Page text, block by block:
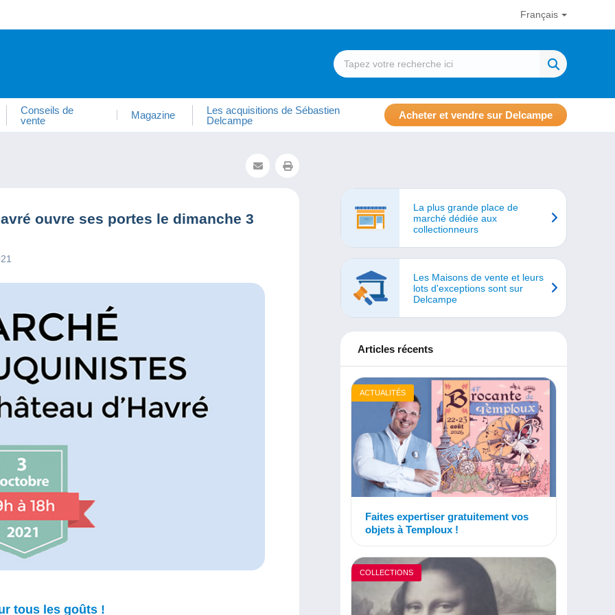
Français
Conseils de
vente
Magazine
Les acquisitions de Sébastien
Delcampe
Acheter et vendre sur Delcampe
ouvre ses portes le dimanche 3
tous les goûts !
La plus grande place de
marché dédiée aux
collectionneurs
Les Maisons de vente et leurs
lots d'exceptions sont sur
Delcampe
Articles récents
ACTUALITÉS
Faites expertiser gratuitement vos
objets à Temploux !
COLLECTIONS